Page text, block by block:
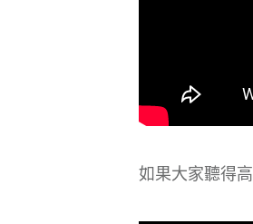
如果大家聽得